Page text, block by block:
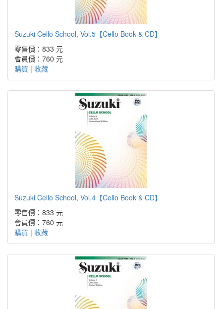
Suzuki Cello School, Vol.5【Cello Book & CD】
零售價：833 元
會員價：760 元
購買 | 收藏
Suzuki Cello School, Vol.4【Cello Book & CD】
零售價：833 元
會員價：760 元
購買 | 收藏